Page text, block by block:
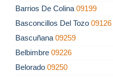
Barrios De Colina 09199
Basconcillos Del Tozo 09126
Bascuñana 09259
Belbimbre 09226
Belorado 09250